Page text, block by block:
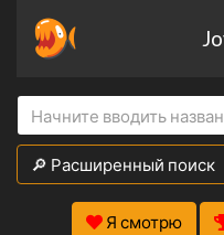
🔎 Расширенный поиск
Я смотрю